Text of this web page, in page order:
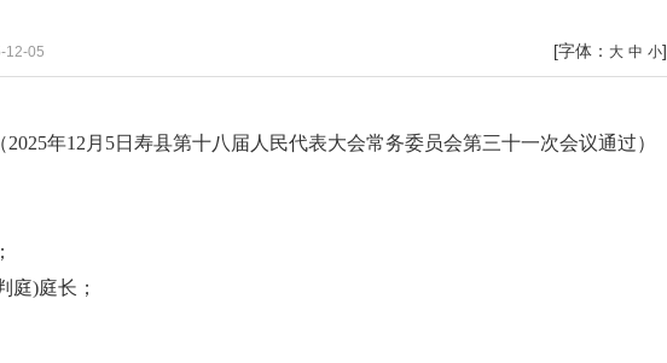
12-05 [字体： 大 中 小]
（2025年12月5日寿县第十八届人民代表大会常务委员会第三十一次会议通过）
庭)庭长；